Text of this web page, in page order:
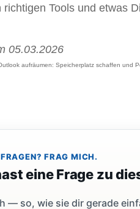
richtigen Tools und etwas
05.03.2026
aufräumen: Speicherplatz schaffen und
FRAG MICH.
eine Frage zu
— so, wie sie dir gerade